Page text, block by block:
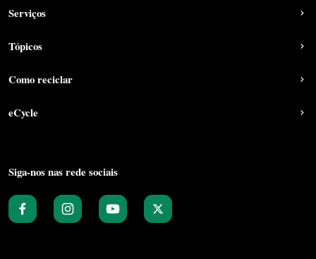
Serviços
Tópicos
Como reciclar
eCycle
Siga-nos nas rede sociais